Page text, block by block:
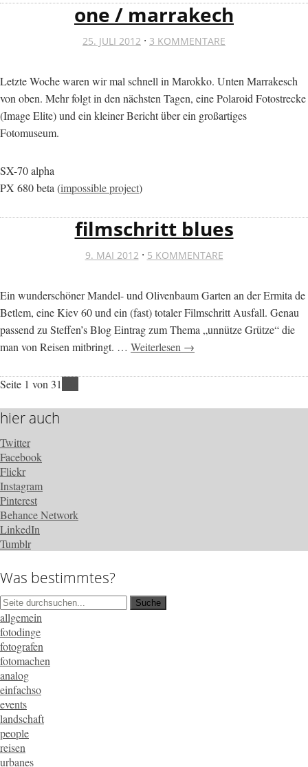
one / marrakech
25. JULI 2012 · 3 KOMMENTARE
Letzte Woche waren wir mal schnell in Marokko. Unten Marrakesch
von oben. Mehr folgt in den nächsten Tagen, eine Polaroid Fotostrecke
(Image Elite) und ein kleiner Bericht über ein großartiges
Fotomuseum.
SX-70 alpha
PX 680 beta (impossible project)
filmschritt blues
9. MAI 2012 · 5 KOMMENTARE
Ein wunderschöner Mandel- und Olivenbaum Garten an der Ermita de
Betlem, eine Kiev 60 und ein (fast) totaler Filmschritt Ausfall. Genau
passend zu Steffen’s Blog Eintrag zum Thema „unnütze Grütze“ die
man von Reisen mitbringt. … Weiterlesen →
Seite 1 von 31
hier auch
Twitter
Facebook
Flickr
Instagram
Pinterest
Behance Network
LinkedIn
Tumblr
Was bestimmtes?
allgemein
fotodinge
fotografen
fotomachen
analog
einfachso
events
landschaft
people
reisen
urbanes